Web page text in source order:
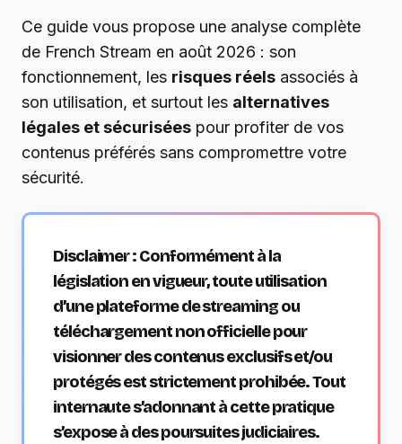
Ce guide vous propose une analyse complète
de French Stream en août 2026 : son
fonctionnement, les risques réels associés à
son utilisation, et surtout les alternatives
légales et sécurisées pour profiter de vos
contenus préférés sans compromettre votre
sécurité.
Disclaimer : Conformément à la
législation en vigueur, toute utilisation
d’une plateforme de streaming ou
téléchargement non officielle pour
visionner des contenus exclusifs et/ou
protégés est strictement prohibée. Tout
internaute s’adonnant à cette pratique
s’expose à des poursuites judiciaires.